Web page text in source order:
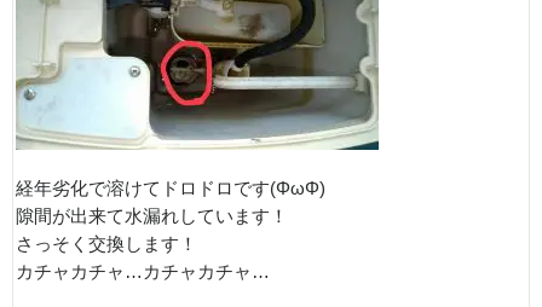
経年劣化で溶けてドロドロです(ΦωΦ)
隙間が出来て水漏れしています！
さっそく交換します！
カチャカチャ…カチャカチャ…